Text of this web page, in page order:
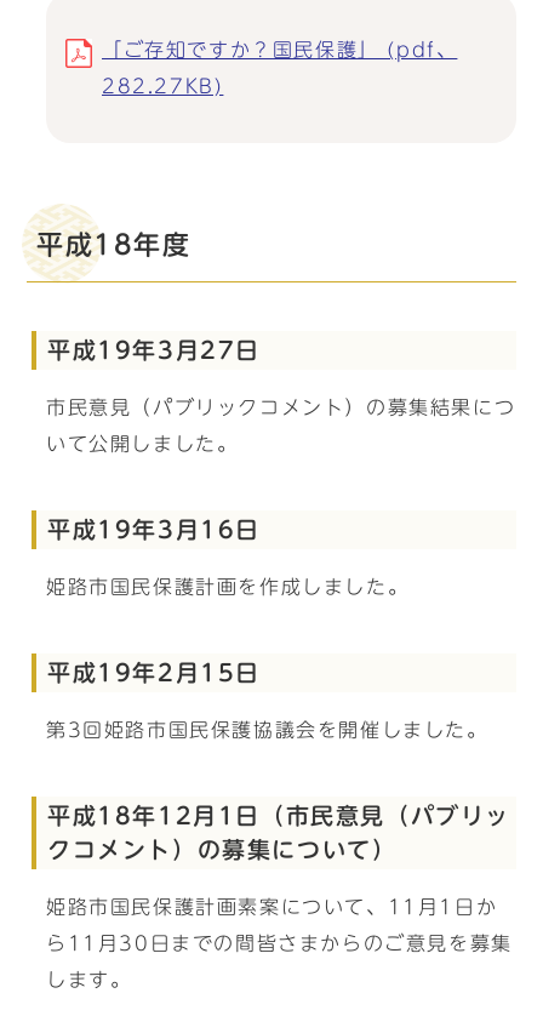
「ご存知ですか？国民保護」 (pdf、
282.27KB)
平成18年度
平成19年3月27日
市民意見（パブリックコメント）の募集結果につ
いて公開しました。
平成19年3月16日
姫路市国民保護計画を作成しました。
平成19年2月15日
第3回姫路市国民保護協議会を開催しました。
平成18年12月1日（市民意見（パブリッ
クコメント）の募集について）
姫路市国民保護計画素案について、11月1日か
ら11月30日までの間皆さまからのご意見を募集
します。